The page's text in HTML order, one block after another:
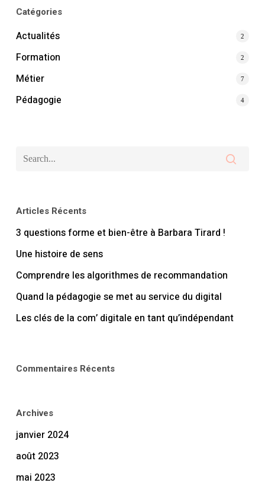
Catégories
Actualités 2
Formation 2
Métier 7
Pédagogie 4
Articles Récents
3 questions forme et bien-être à Barbara Tirard !
Une histoire de sens
Comprendre les algorithmes de recommandation
Quand la pédagogie se met au service du digital
Les clés de la com’ digitale en tant qu’indépendant
Commentaires Récents
Archives
janvier 2024
août 2023
mai 2023